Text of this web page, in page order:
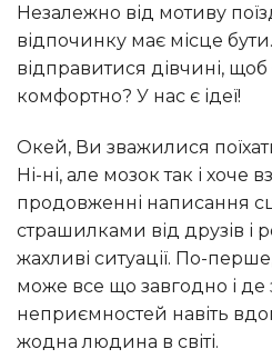
Незалежно від мотиву
відпочинку має місце
відправитися дівчині, щоб
комфортно? У нас є ідеї!
Окей, Ви зважилися поїхати кудись самостійно.
Ні-ні, але мозок так і хоче
продовженні написання
страшилками від друзів і
жахливі ситуації. По-
може все що завгодно і де
неприємностей навіть
жодна людина в світі.